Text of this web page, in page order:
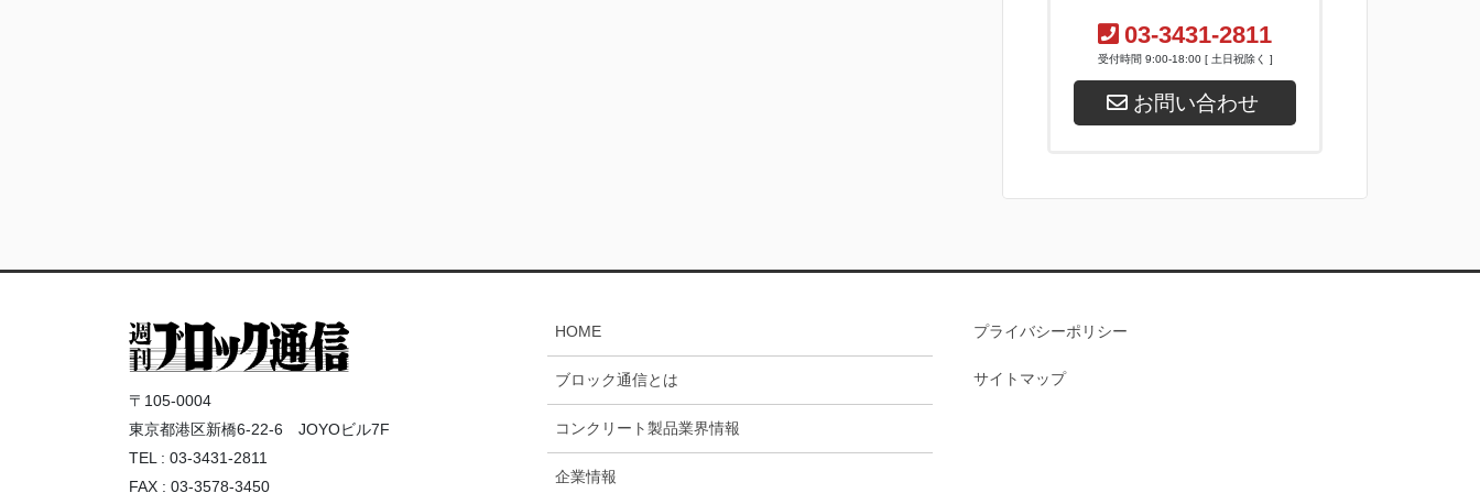
03-3431-2811
受付時間 9:00-18:00 [ 土日祝除く ]
お問い合わせ
〒105-0004
東京都港区新橋6-22-6 JOYOビル7F
TEL : 03-3431-2811
FAX : 03-3578-3450
HOME
ブロック通信とは
コンクリート製品業界情報
企業情報
プライバシーポリシー
サイトマップ